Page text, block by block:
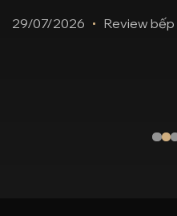
thời gian, vừa lo ngại rủi ro bị
29/07/2026 Review